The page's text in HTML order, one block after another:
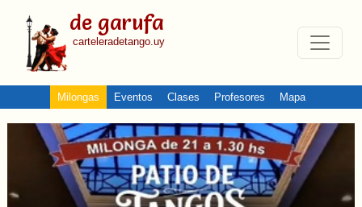
de garufa
carteleradetango.uy
Milongas Eventos Clases Profesores Mapa